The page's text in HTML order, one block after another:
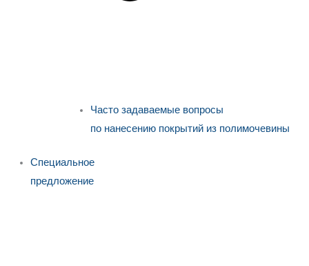
Часто задаваемые вопросы
по нанесению покрытий из полимочевины
Специальное
предложение